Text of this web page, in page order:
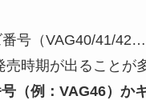
号（VAG40/41/42…
売時期が出ることが
（例：VAG46）か